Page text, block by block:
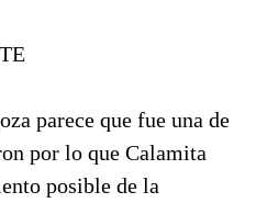
parece que fue una de
por lo que Calamita
posible de la